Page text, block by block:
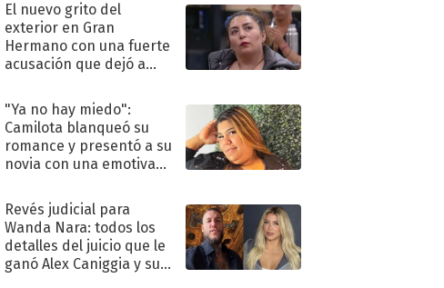
El nuevo grito del
exterior en Gran
Hermano con una fuerte
acusación que dejó a
"Traidora"
"Ya no hay miedo":
Camilota blanqueó su
romance y presentó a su
novia con una emotiva
Revés judicial para
Wanda Nara: todos los
detalles del juicio que le
ganó Alex Caniggia y sus